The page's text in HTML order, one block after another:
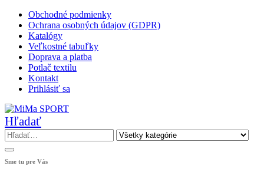
Obchodné podmienky
Ochrana osobných údajov (GDPR)
Katalógy
Veľkostné tabuľky
Doprava a platba
Potlač textilu
Kontakt
Prihlásiť sa
Hľadať
Sme tu pre Vás